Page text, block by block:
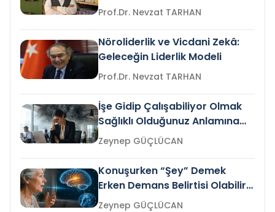
Prof.Dr. Nevzat TARHAN
Nöroliderlik ve Vicdani Zekâ:
Geleceğin Liderlik Modeli
Prof.Dr. Nevzat TARHAN
İşe Gidip Çalışabiliyor Olmak
Sağlıklı Olduğunuz Anlamına
Gelir mi?Zeynep GÜÇLÜCAN
Konuşurken “Şey” Demek
Erken Demans Belirtisi Olabilir
mi?
Zeynep GÜÇLÜCAN